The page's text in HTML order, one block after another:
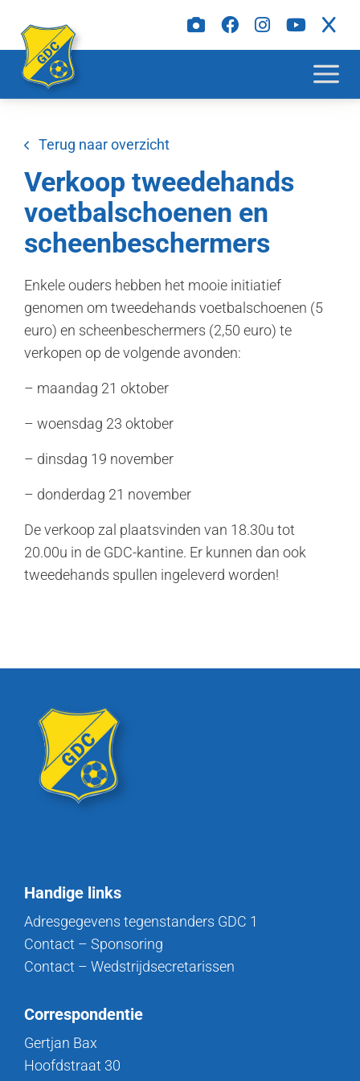
Terug naar overzicht
Verkoop tweedehands
voetbalschoenen en
scheenbeschermers
Enkele ouders hebben het mooie initiatief
genomen om tweedehands voetbalschoenen (5
euro) en scheenbeschermers (2,50 euro) te
verkopen op de volgende avonden:
– maandag 21 oktober
– woensdag 23 oktober
– dinsdag 19 november
– donderdag 21 november
De verkoop zal plaatsvinden van 18.30u tot
20.00u in de GDC-kantine. Er kunnen dan ook
tweedehands spullen ingeleverd worden!
Handige links
Adresgegevens tegenstanders GDC 1
Contact – Sponsoring
Contact – Wedstrijdsecretarissen
Correspondentie
Gertjan Bax
Hoofdstraat 30